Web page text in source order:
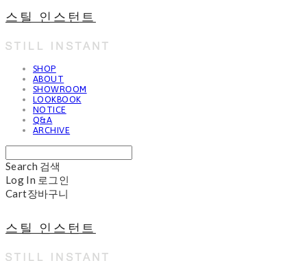
스틸 인스턴트
SHOP
ABOUT
SHOWROOM
LOOKBOOK
NOTICE
Q&A
ARCHIVE
Search 검색
Log In 로그인
Cart장바구니
스틸 인스턴트